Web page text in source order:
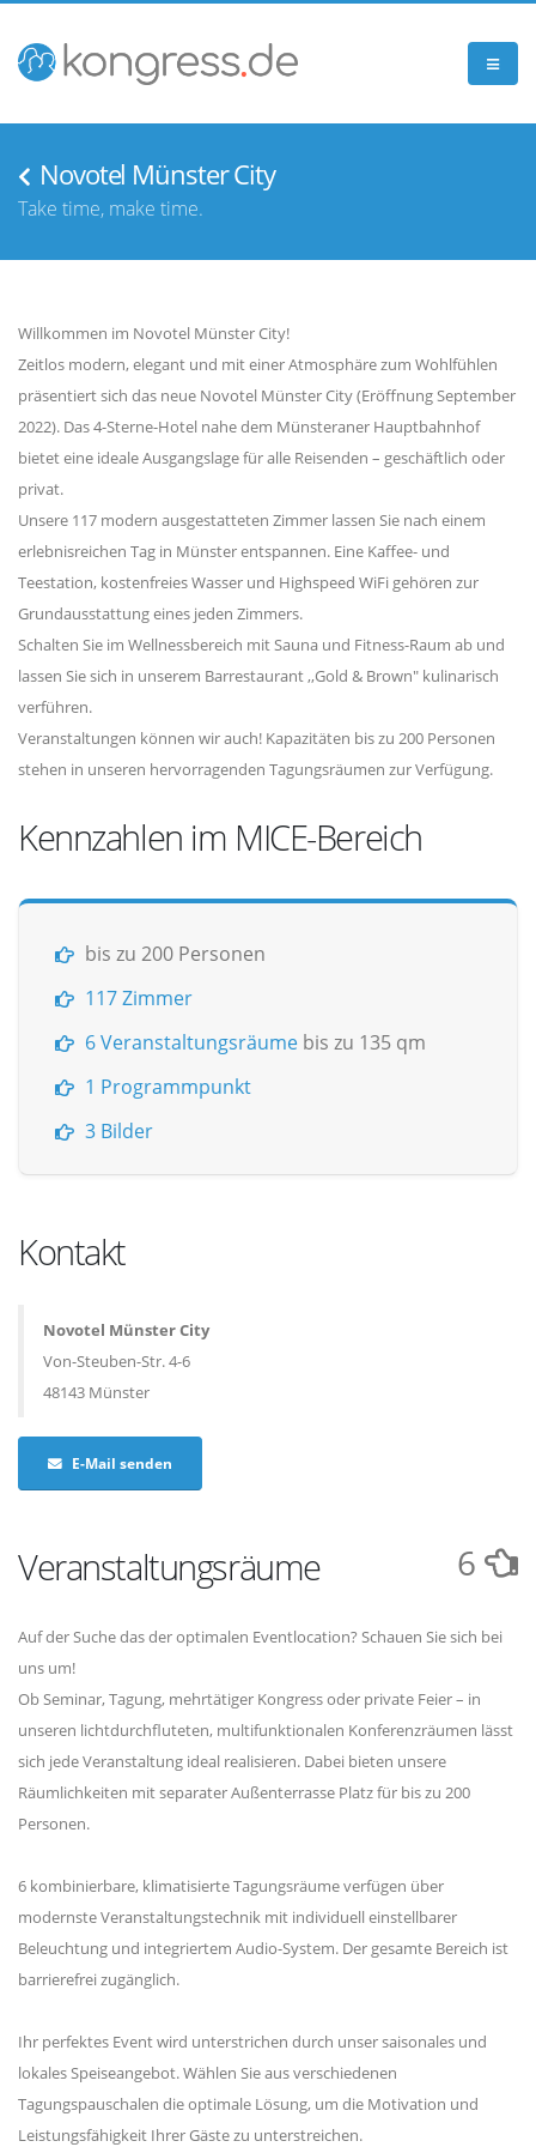
Novotel Münster City
Take time, make time.
Willkommen im Novotel Münster City!
Zeitlos modern, elegant und mit einer Atmosphäre zum Wohlfühlen
präsentiert sich das neue Novotel Münster City (Eröffnung September
2022). Das 4-Sterne-Hotel nahe dem Münsteraner Hauptbahnhof
bietet eine ideale Ausgangslage für alle Reisenden – geschäftlich oder
privat.
Unsere 117 modern ausgestatteten Zimmer lassen Sie nach einem
erlebnisreichen Tag in Münster entspannen. Eine Kaffee- und
Teestation, kostenfreies Wasser und Highspeed WiFi gehören zur
Grundausstattung eines jeden Zimmers.
Schalten Sie im Wellnessbereich mit Sauna und Fitness-Raum ab und
lassen Sie sich in unserem Barrestaurant ,,Gold & Brown" kulinarisch
verführen.
Veranstaltungen können wir auch! Kapazitäten bis zu 200 Personen
stehen in unseren hervorragenden Tagungsräumen zur Verfügung.
Kennzahlen im MICE-Bereich
bis zu 200 Personen
117 Zimmer
6 Veranstaltungsräume bis zu 135 qm
1 Programmpunkt
3 Bilder
Kontakt
Novotel Münster City
Von-Steuben-Str. 4-6
48143 Münster
E-Mail senden
Veranstaltungsräume 6
Auf der Suche das der optimalen Eventlocation? Schauen Sie sich bei
uns um!
Ob Seminar, Tagung, mehrtätiger Kongress oder private Feier – in
unseren lichtdurchfluteten, multifunktionalen Konferenzräumen lässt
sich jede Veranstaltung ideal realisieren. Dabei bieten unsere
Räumlichkeiten mit separater Außenterrasse Platz für bis zu 200
Personen.
6 kombinierbare, klimatisierte Tagungsräume verfügen über
modernste Veranstaltungstechnik mit individuell einstellbarer
Beleuchtung und integriertem Audio-System. Der gesamte Bereich ist
barrierefrei zugänglich.
Ihr perfektes Event wird unterstrichen durch unser saisonales und
lokales Speiseangebot. Wählen Sie aus verschiedenen
Tagungspauschalen die optimale Lösung, um die Motivation und
Leistungsfähigkeit Ihrer Gäste zu unterstreichen.